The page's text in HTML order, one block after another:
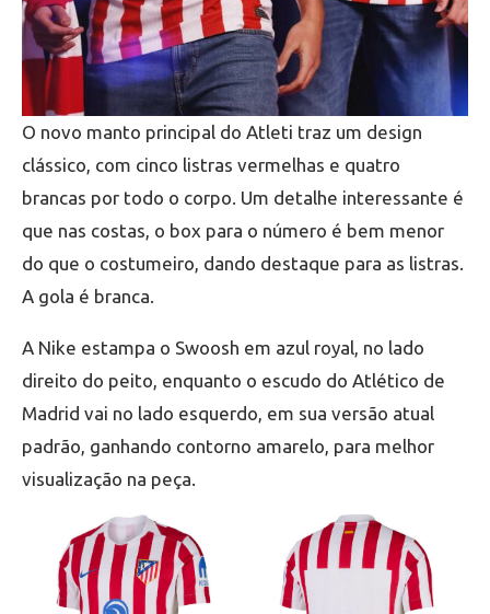
O novo manto principal do Atleti traz um design
clássico, com cinco listras vermelhas e quatro
brancas por todo o corpo. Um detalhe interessante é
que nas costas, o box para o número é bem menor
do que o costumeiro, dando destaque para as listras.
A gola é branca.
A Nike estampa o Swoosh em azul royal, no lado
direito do peito, enquanto o escudo do Atlético de
Madrid vai no lado esquerdo, em sua versão atual
padrão, ganhando contorno amarelo, para melhor
visualização na peça.